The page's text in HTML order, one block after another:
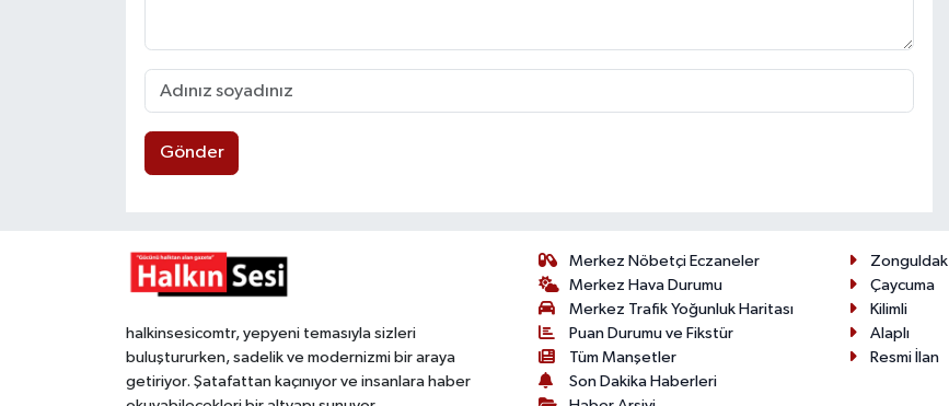
Gönder
halkinsesicomtr, yepyeni temasıyla sizleri
buluştururken, sadelik ve modernizmi bir araya
getiriyor. Şatafattan kaçınıyor ve insanlara haber
Merkez Nöbetçi Eczaneler
Merkez Hava Durumu
Merkez Trafik Yoğunluk Haritası
Puan Durumu ve Fikstür
Tüm Manşetler
Son Dakika Haberleri
Zonguldak
Çaycuma
Kilimli
Alaplı
Resmi İlan